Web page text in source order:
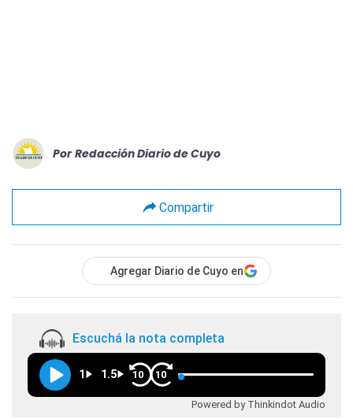
Por Redacción Diario de Cuyo
Compartir
Agregar Diario de Cuyo en
Escuchá la nota completa
1 1.5 10 10
Powered by Thinkindot Audio